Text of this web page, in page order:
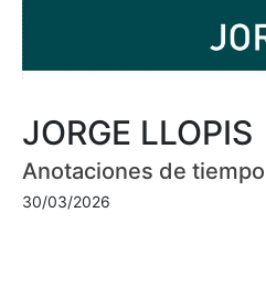
JORGE LLOPIS
Anotaciones de
30/03/2026